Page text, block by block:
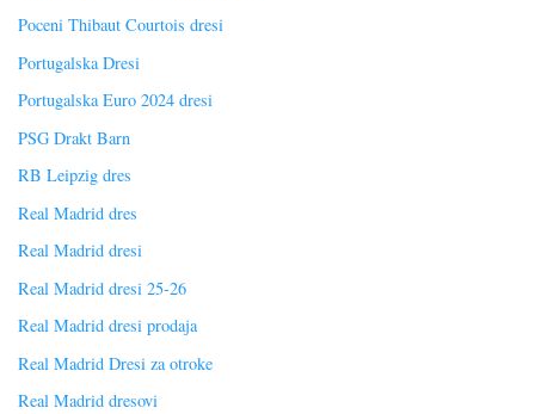
Poceni Thibaut Courtois dresi
Portugalska Dresi
Portugalska Euro 2024 dresi
PSG Drakt Barn
RB Leipzig dres
Real Madrid dres
Real Madrid dresi
Real Madrid dresi 25-26
Real Madrid dresi prodaja
Real Madrid Dresi za otroke
Real Madrid dresovi